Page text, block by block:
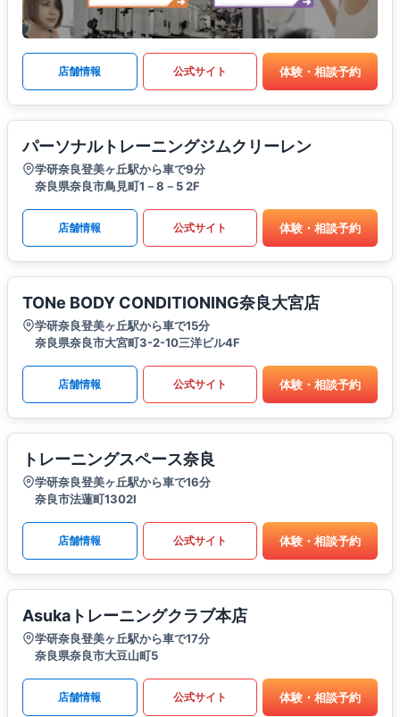
店舗情報 公式サイト 体験・相談予約
パーソナルトレーニングジムクリーレン
学研奈良登美ヶ丘駅から車で9分
奈良県奈良市鳥見町1－8－5 2F
店舗情報 公式サイト 体験・相談予約
TONe BODY CONDITIONING奈良大宮店
学研奈良登美ヶ丘駅から車で15分
奈良県奈良市大宮町3-2-10三洋ビル4F
店舗情報 公式サイト 体験・相談予約
トレーニングスペース奈良
学研奈良登美ヶ丘駅から車で16分
奈良市法蓮町1302Ⅰ
店舗情報 公式サイト 体験・相談予約
Asukaトレーニングクラブ本店
学研奈良登美ヶ丘駅から車で17分
奈良県奈良市大豆山町5
店舗情報 公式サイト 体験・相談予約